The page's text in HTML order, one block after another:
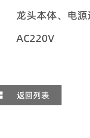
龙头本体、电
AC220V
返回列表